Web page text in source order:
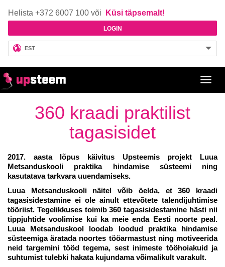
Helista +372 6007 100 või Küsi täpsemalt!
LOGIN
EST
360 kraadi praktilist
tagasisidet
2017. aasta lõpus käivitus Upsteemis projekt Luua
Metsanduskooli praktika hindamise süsteemi ning
kasutatava tarkvara uuendamiseks.
Luua Metsanduskooli näitel võib öelda, et 360 kraadi
tagasisidestamine ei ole ainult ettevõtete talendijuhtimise
tööriist. Tegelikkuses toimib 360 tagasisidestamine hästi nii
tippjuhtide voolimise kui ka meie enda Eesti noorte peal.
Luua Metsanduskool loodab loodud praktika hindamise
süsteemiga äratada noortes tööarmastust ning motiveerida
neid targemini tööd tegema, sest inimeste tööhoiakuid ja
suhtumist tulebki hakata kujundama võimalikult varakult.